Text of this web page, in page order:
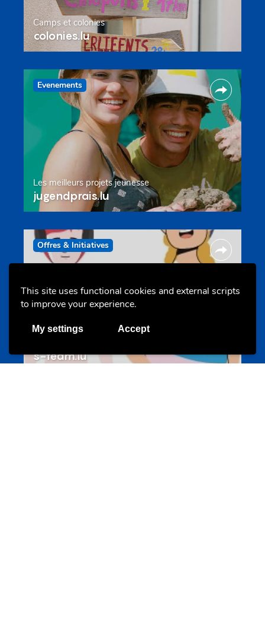
This site uses functional cookies and external scripts
to improve your experience.
My settings Accept
Camps et colonies
colonies.lu
Evenements
Les meilleurs projets jeunesse
jugendprais.lu
Offres & Initiatives
s-team.lu